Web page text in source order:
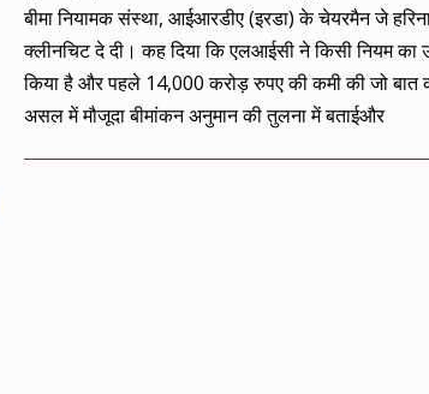
बीमा नियामक संस्था, आईआरडीए (इरडा) के चेयरमैन जे
क्लीनचिट दे दी। कह दिया कि एलआईसी ने किसी नियम का
किया है और पहले 14,000 करोड़ रुपए की कमी की जो बात
असल में मौजूदा बीमांकन अनुमान की तुलना में बताईऔर